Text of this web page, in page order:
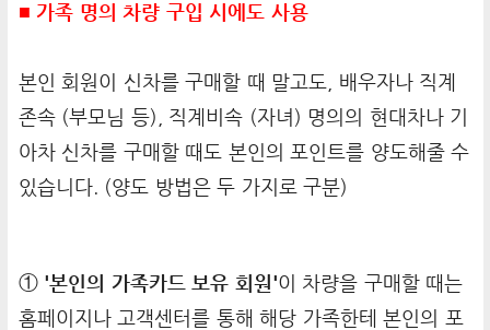
■ 가족 명의 차량 구입 시에도 사용
본인 회원이 신차를 구매할 때 말고도, 배우자나 직계
존속 (부모님 등), 직계비속 (자녀) 명의의 현대차나 기
아차 신차를 구매할 때도 본인의 포인트를 양도해줄 수
있습니다. (양도 방법은 두 가지로 구분)
① '본인의 가족카드 보유 회원'이 차량을 구매할 때는
홈페이지나 고객센터를 통해 해당 가족한테 본인의 포